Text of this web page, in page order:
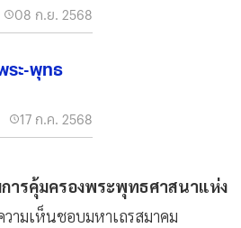
08 ก.ย. 2568
ระ-พุทธ
17 ก.ค. 2568
ารคุ้มครองพระพุทธศาสนาแห่ง
ามเห็นชอบมหาเถรสมาคม